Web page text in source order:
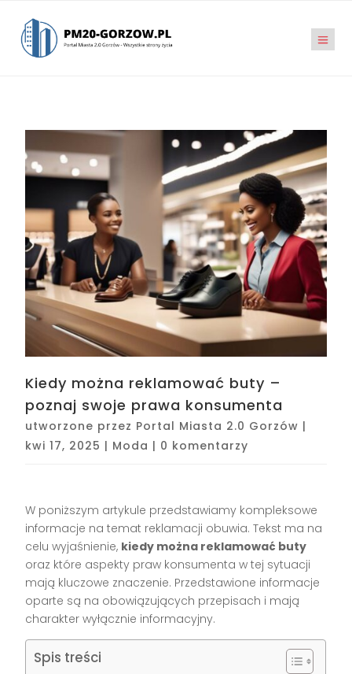
Kiedy można reklamować buty –
poznaj swoje prawa konsumenta
utworzone przez Portal Miasta 2.0 Gorzów |
kwi 17, 2025 | Moda | 0 komentarzy
W poniższym artykule przedstawiamy kompleksowe
informacje na temat reklamacji obuwia. Tekst ma na
celu wyjaśnienie, kiedy można reklamować buty
oraz które aspekty praw konsumenta w tej sytuacji
mają kluczowe znaczenie. Przedstawione informacje
oparte są na obowiązujących przepisach i mają
charakter wyłącznie informacyjny.
Spis treści